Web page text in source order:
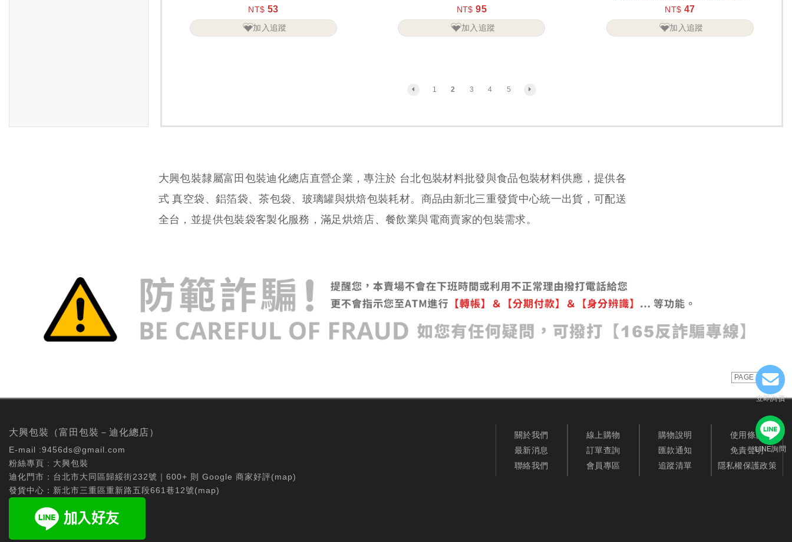
立即詢價
LINE詢問
NT$ 53
加入追蹤
NT$ 95
加入追蹤
入】
NT$ 47
加入追蹤
1 2 3 4 5
大興包裝隸屬富田包裝迪化總店直營企業，專注於 台北包裝材料批發與食品包裝材料供應，提供各
式 真空袋、鋁箔袋、茶包袋、玻璃罐與烘焙包裝耗材。商品由新北三重發貨中心統一出貨，可配送
全台，並提供包裝袋客製化服務，滿足烘焙店、餐飲業與電商賣家的包裝需求。
PAGE TOP
大興包裝（富田包裝－迪化總店）
E-mail :9456ds@gmail.com
粉絲專頁 : 大興包裝
迪化門市：台北市大同區歸綏街232號｜600+ 則 Google 商家好評(map)
發貨中心：新北市三重區重新路五段661巷12號(map)
關於我們
最新消息
聯絡我們
線上購物
訂單查詢
會員專區
購物說明
匯款通知
追蹤清單
使用條款
免責聲明
隱私權保護政策